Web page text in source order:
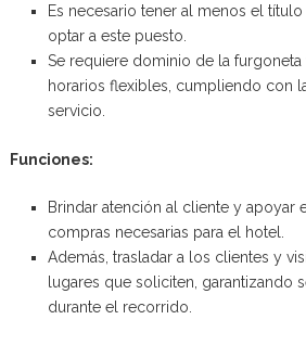
Es necesario tener al menos el
optar a este puesto.
Se requiere dominio de la
horarios flexibles, cumpliendo con
servicio.
Funciones:
Brindar atención al cliente y apoyar
compras necesarias para el hotel.
Además, trasladar a los clientes y
lugares que soliciten, garantizando
durante el recorrido.